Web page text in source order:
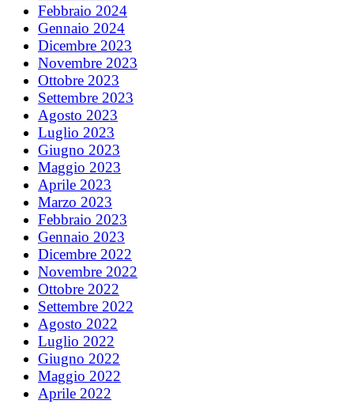
Febbraio 2024
Gennaio 2024
Dicembre 2023
Novembre 2023
Ottobre 2023
Settembre 2023
Agosto 2023
Luglio 2023
Giugno 2023
Maggio 2023
Aprile 2023
Marzo 2023
Febbraio 2023
Gennaio 2023
Dicembre 2022
Novembre 2022
Ottobre 2022
Settembre 2022
Agosto 2022
Luglio 2022
Giugno 2022
Maggio 2022
Aprile 2022